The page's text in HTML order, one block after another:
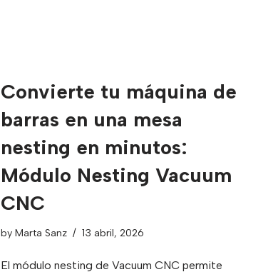
Convierte tu máquina de
barras en una mesa
nesting en minutos:
Módulo Nesting Vacuum
CNC
by Marta Sanz 13 abril, 2026
El módulo nesting de Vacuum CNC permite